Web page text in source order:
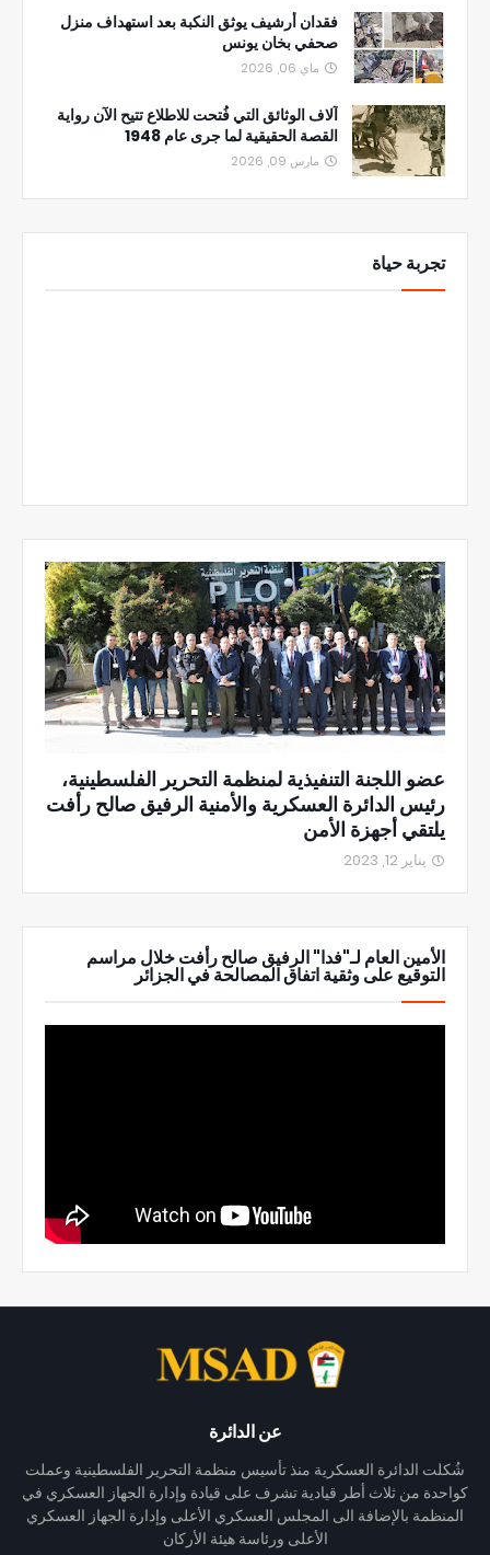
فقدان أرشيف يوثق النكبة بعد استهداف منزل
صحفي بخان يونس
ماي 06, 2026
آلاف الوثائق التي فُتحت للاطلاع تتيح الآن رواية
القصة الحقيقية لما جرى عام 1948
مارس 09, 2026
تجربة حياة
عضو اللجنة التنفيذية لمنظمة التحرير الفلسطينية،
رئيس الدائرة العسكرية والأمنية الرفيق صالح رأفت
يلتقي أجهزة الأمن
يناير 12, 2023
الأمين العام لـ"فدا" الرفيق صالح رأفت خلال مراسم
التوقيع على وثقية اتفاق المصالحة في الجزائر
عن الدائرة
شُكلت الدائرة العسكرية منذ تأسيس منظمة التحرير الفلسطينية وعملت
كواحدة من ثلاث أطر قيادية تشرف على قيادة وإدارة الجهاز العسكري في
المنظمة بالإضافة الى المجلس العسكري الأعلى وإدارة الجهاز العسكري
الأعلى ورئاسة هيئة الأركان